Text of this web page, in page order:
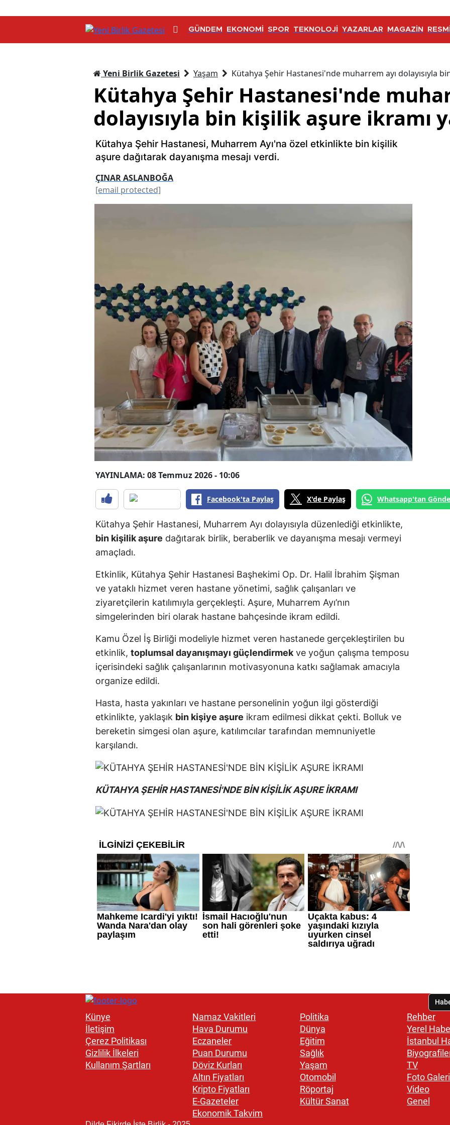
GÜNDEM EKONOMİ SPOR TEKNOLOJİ YAZARLAR MAGAZİN
Yeni Birlik Gazetesi Yaşam Kütahya Şehir Hastanesi'nde muharrem ayı dolayısıyla
Kütahya Şehir Hastanesi'nde
dolayısıyla bin kişilik aşure ikramı
Kütahya Şehir Hastanesi, Muharrem Ayı'na özel etkinlikte bin kişilik
aşure dağıtarak dayanışma mesajı verdi.
ÇINAR ASLANBOĞA
[email protected]
YAYINLAMA: 08 Temmuz 2026 - 10:06
Facebook'ta Paylaş X'de Paylaş Whatsapp'tan
Kütahya Şehir Hastanesi, Muharrem Ayı dolayısıyla düzenlediği etkinlikte,
bin kişilik aşure dağıtarak birlik, beraberlik ve dayanışma mesajı vermeyi
amaçladı.
Etkinlik, Kütahya Şehir Hastanesi Başhekimi Op. Dr. Halil İbrahim Şişman
ve yataklı hizmet veren hastane yönetimi, sağlık çalışanları ve
ziyaretçilerin katılımıyla gerçekleşti. Aşure, Muharrem Ayı’nın
simgelerinden biri olarak hastane bahçesinde ikram edildi.
Kamu Özel İş Birliği modeliyle hizmet veren hastanede gerçekleştirilen bu
etkinlik, toplumsal dayanışmayı güçlendirmekve yoğun çalışma temposu
içerisindeki sağlık çalışanlarının motivasyonuna katkı sağlamak amacıyla
organize edildi.
Hasta, hasta yakınları ve hastane personelinin yoğun ilgi gösterdiği
etkinlikte, yaklaşık bin kişiye aşure ikram edilmesi dikkat çekti. Bolluk ve
bereketin simgesi olan aşure, katılımcılar tarafından memnuniyetle
karşılandı.
KÜTAHYA ŞEHİR HASTANESİ'NDE BİN KİŞİLİK AŞURE İKRAMI
Künye
İletişim
Çerez Politikası
Gizlilik İlkeleri
Kullanım Şartları
Namaz Vakitleri
Hava Durumu
Eczaneler
Puan Durumu
Döviz Kurları
Altın Fiyatları
Kripto Fiyatları
E-Gazeteler
Ekonomik Takvim
Politika
Dünya
Eğitim
Sağlık
Yaşam
Otomobil
Röportaj
Kültür Sanat
Rehber
Yerel
İstanbul
TV
Foto Galeri
Video
Genel